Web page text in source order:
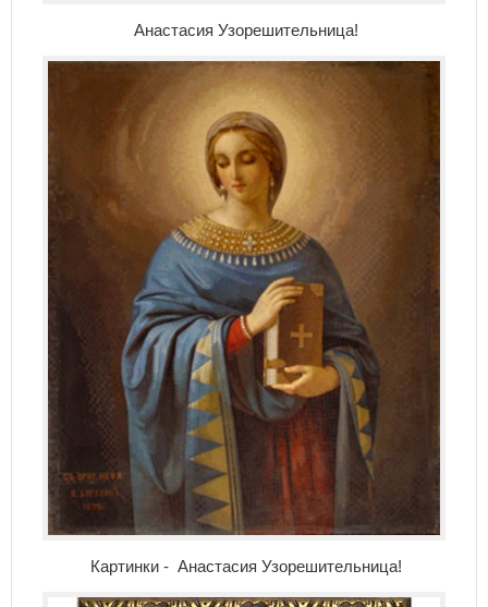
Анастасия Узорешительница!
Картинки - Анастасия Узорешительница!